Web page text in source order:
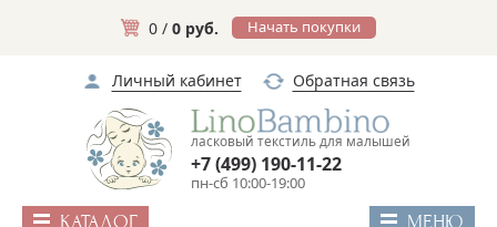
0 / 0 руб. Начать покупки
Личный кабинет Обратная связь
ласковый текстиль для малышей
пн-сб 10:00-19:00
+7 (499) 190-11-22
КАТАЛОГ МЕНЮ